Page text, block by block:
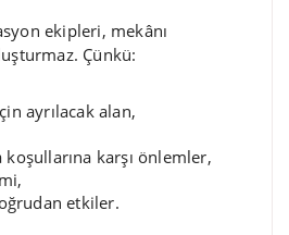
ekipleri, mekânı
Çünkü:
ayrılacak alan,
koşullarına karşı önlemler,
etkiler.